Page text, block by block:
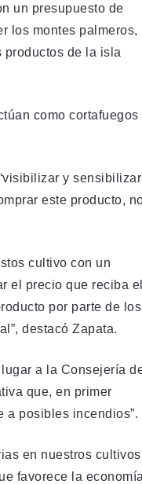
un presupuesto de
los montes palmeros,
de la isla
como cortafuegos
y sensibilizar
este producto,
cultivo con un
el precio que reciba
por parte de los
destacó Zapata.
a la Consejería
que, en primer
a posibles incendios”.
en nuestros cultivos
favorece la